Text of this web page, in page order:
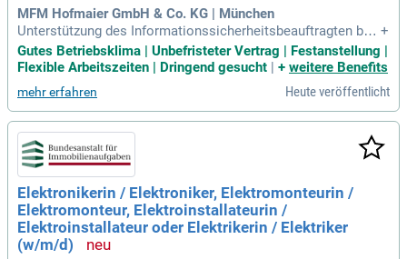
MFM Hofmaier GmbH & Co. KG | München
Unterstützung des Informationssicherheitsbeauftragten bei
m Betrieb und der Weiterentwicklung des Informationssiche
rheitsmanagementsystems nach ISO 27001 durch definierte
Zuarbeiten, Dokumentationen und Bereitstellung erforderlic
her Informationen im eigenen
+
Gutes Betriebsklima | Unbefristeter Vertrag | Festanstellung |
Flexible Arbeitszeiten | Dringend gesucht | + weitere Benefits
mehr erfahren Heute veröffentlicht
Elektronikerin / Elektroniker, Elektromonteurin /
Elektromonteur, Elektroinstallateurin /
Elektroinstallateur oder Elektrikerin / Elektriker
(w/m/d)